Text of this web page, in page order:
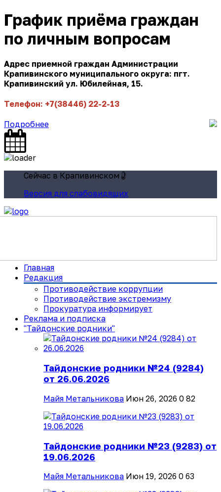
График приёма граждан
по личным вопросам
Адрес приемной граждан Администрации
Крапивинского муниципального округа: пгт.
Крапивинский ул. Юбилейная, 15.
Телефон: +7(38446) 22-2-13
Подробнее
Сейчас в Крапивинском
Версия для слабовидящих
Главная
Редакция
Противодействие коррупции
Противодействие экстремизму
Прокуратура информирует
Реклама и подписка
"Тайдонские родники"
Тайдонские родники №24 (9284)
от 26.06.2026
Майя Метальникова Июн 26, 2026 0 82
Тайдонские родники №23 (9283) от
19.06.2026
Майя Метальникова Июн 19, 2026 0 63